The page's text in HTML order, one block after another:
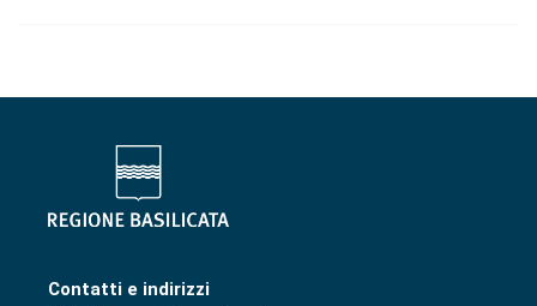
Contatti e indirizzi